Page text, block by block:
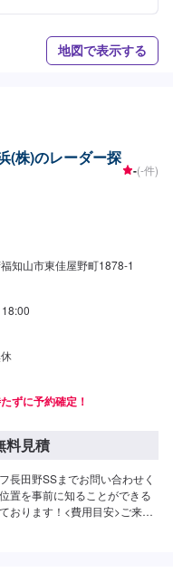
地図で表示する
(株)のレーダー探
-(-件)
知山市東佳屋野町1878-1
ずに予約確定！
料見積
長田野SSまでお問い合わせく
置を事前に知ることができる
おります！<費用目安>ご来店